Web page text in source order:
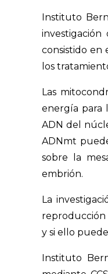
Instituto
consistido en
los
Las
energía para
ADN del
ADNmt
sobre la
embrión.
La
reproducción
y si ello
Instituto